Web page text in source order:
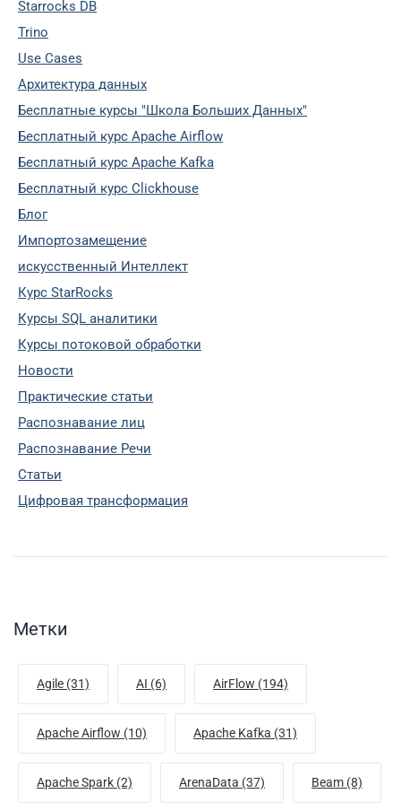
Starrocks DB
Trino
Use Cases
Архитектура данных
Бесплатные курсы "Школа Больших Данных"
Бесплатный курс Apache Airflow
Бесплатный курс Apache Kafka
Бесплатный курс Clickhouse
Блог
Импортозамещение
искусственный Интеллект
Курс StarRocks
Курсы SQL аналитики
Курсы потоковой обработки
Новости
Практические статьи
Распознавание лиц
Распознавание Речи
Статьи
Цифровая трансформация
Метки
Agile (31) AI (6) AirFlow (194)
Apache Airflow (10) Apache Kafka (31)
Apache Spark (2) ArenaData (37) Beam (8)